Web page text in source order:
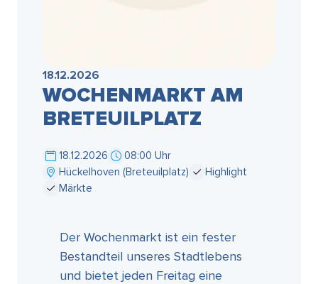
18.12.2026
WOCHENMARKT AM
BRETEUILPLATZ
18.12.2026
08:00 Uhr
Hückelhoven (Breteuilplatz)
Highlight
Märkte
Der Wochenmarkt ist ein fester
Bestandteil unseres Stadtlebens
und bietet jeden Freitag eine